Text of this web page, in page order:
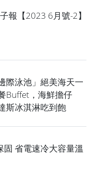
報【2023 6月號-2】
際泳池」絕美海天一
Buffet，海鮮擔仔
斯冰淇淋吃到飽
省電速冷大容量溫